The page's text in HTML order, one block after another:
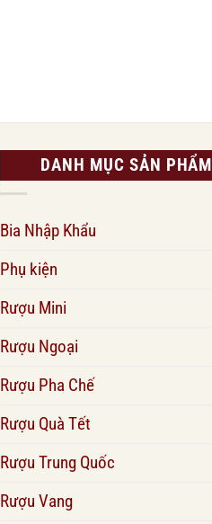
DANH MỤC SẢN PHẨM
Bia Nhập Khẩu
Phụ kiện
Rượu Mini
Rượu Ngoại
Rượu Pha Chế
Rượu Quà Tết
Rượu Trung Quốc
Rượu Vang